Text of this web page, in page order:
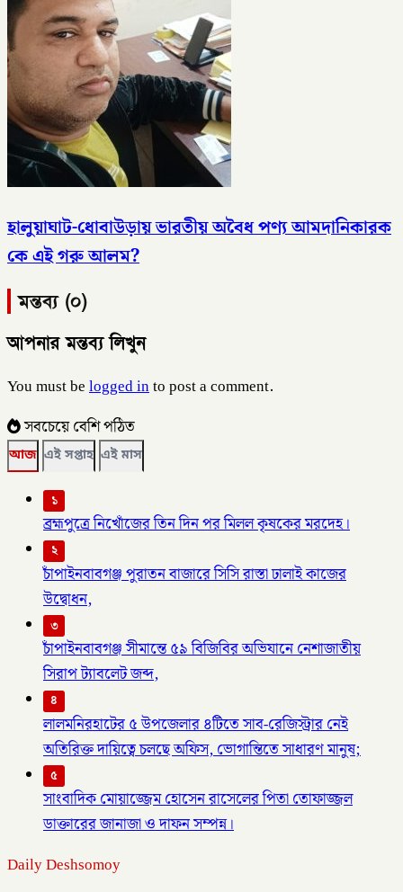
হালুয়াঘাট-ধোবাউড়ায় ভারতীয় অবৈধ পণ্য আমদানিকারক
কে এই গরু আলম?
মন্তব্য (০)
আপনার মন্তব্য লিখুন
You must belogged into post a comment.
সবচেয়ে বেশি পঠিত
আজ এই সপ্তাহ এই মাস
১
ব্রহ্মপুত্রে নিখোঁজের তিন দিন পর মিলল কৃষকের মরদেহ।
২
চাঁপাইনবাবগঞ্জ পুরাতন বাজারে সিসি রাস্তা ঢালাই কাজের
উদ্বোধন,
৩
চাঁপাইনবাবগঞ্জ সীমান্তে ৫৯ বিজিবির অভিযানে নেশাজাতীয়
সিরাপ ট্যাবলেট জব্দ,
৪
লালমনিরহাটের ৫ উপজেলার ৪টিতে সাব-রেজিস্ট্রার নেই
অতিরিক্ত দায়িত্বে চলছে অফিস, ভোগান্তিতে সাধারণ মানুষ;
৫
সাংবাদিক মোয়াজ্জেম হোসেন রাসেলের পিতা তোফাজ্জল
ডাক্তারের জানাজা ও দাফন সম্পন্ন।
Daily Deshsomoy